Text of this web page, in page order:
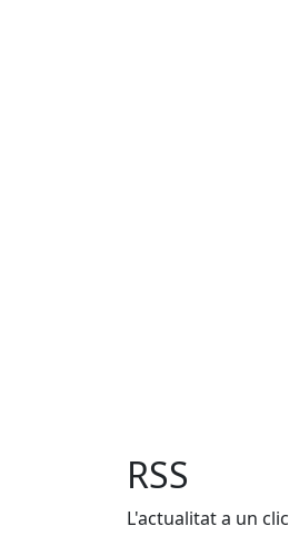
RSS
L'actualitat a un clic